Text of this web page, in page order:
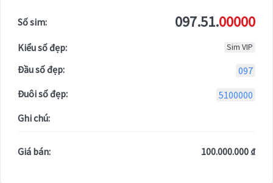
Số sim: 097.51.00000
Kiểu số đẹp: Sim VIP
Đầu số đẹp:
097
Đuôi số đẹp:
5100000
Ghi chú:
Giá bán: 100.000.000 ₫